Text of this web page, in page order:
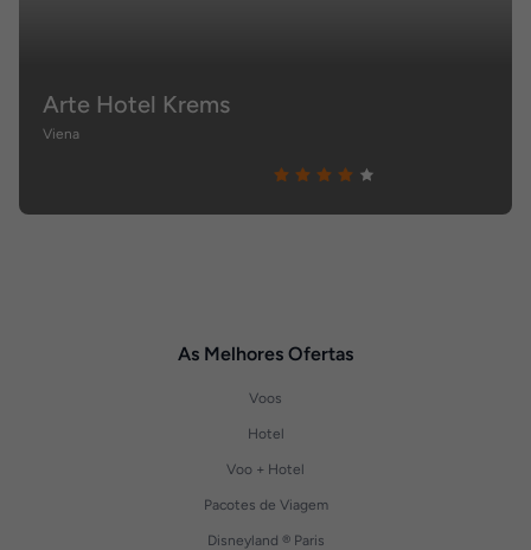
Arte Hotel Krems
Viena
As Melhores Ofertas
Voos
Hotel
Voo + Hotel
Pacotes de Viagem
Disneyland ® Paris